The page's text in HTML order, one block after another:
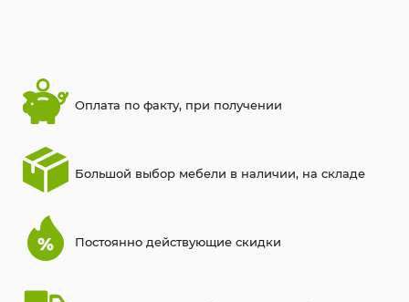
Оплата по факту, при получении
Большой выбор мебели в наличии, на складе
Постоянно действующие скидки